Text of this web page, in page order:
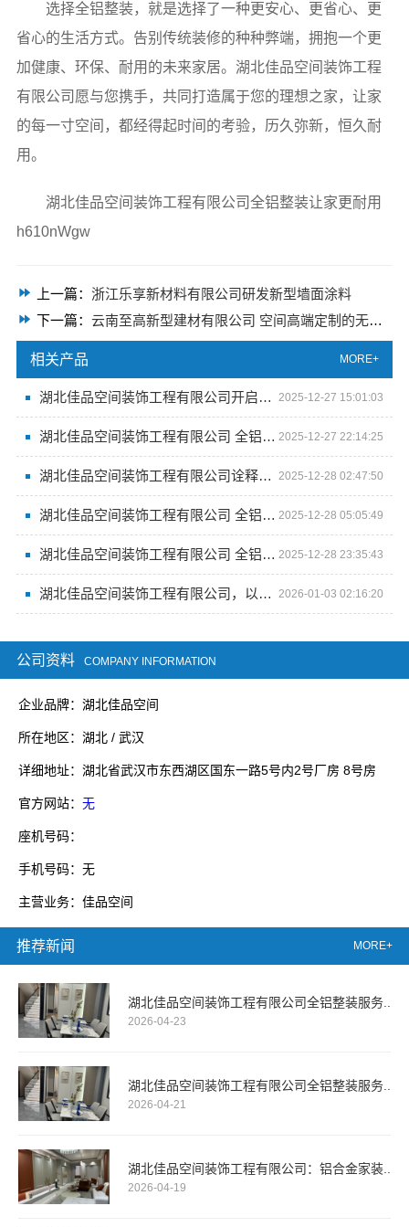
公司资料 COMPANY INFORMATION
企业品牌：湖北佳品空间
所在地区：湖北 / 武汉
详细地址：湖北省武汉市东西湖区国东一路5号内2号厂房 8号房
官方网站： 无
座机号码：
手机号码：无
主营业务：佳品空间
推荐新闻 MORE+
湖北佳品空间装饰工程有限公司全铝整装服务..
2026-04-23
湖北佳品空间装饰工程有限公司全铝整装服务..
2026-04-21
湖北佳品空间装饰工程有限公司：铝合金家装..
2026-04-19
选择全铝整装，就是选择了一种更安心、更省心、更
省心的生活方式。告别传统装修的种种弊端，拥抱一个更
加健康、环保、耐用的未来家居。湖北佳品空间装饰工程
有限公司愿与您携手，共同打造属于您的理想之家，让家
的每一寸空间，都经得起时间的考验，历久弥新，恒久耐
用。
湖北佳品空间装饰工程有限公司全铝整装让家更耐用
h610nWgw
上一篇： 浙江乐享新材料有限公司研发新型墙面涂料
下一篇： 云南至高新型建材有限公司 空间高端定制的无限可能
相关产品 MORE+
湖北佳品空间装饰工程有限公司开启智能全铝生活新时代 2025-12-27 15:01:03
湖北佳品空间装饰工程有限公司 全铝整装的品质保障 2025-12-27 22:14:25
湖北佳品空间装饰工程有限公司诠释现代全铝装修魅力 2025-12-28 02:47:50
湖北佳品空间装饰工程有限公司 全铝整装让家焕新颜 2025-12-28 05:05:49
湖北佳品空间装饰工程有限公司 全铝整装的独特工艺 2025-12-28 23:35:43
湖北佳品空间装饰工程有限公司，以全铝科技重塑居家美学 2026-01-03 02:16:20